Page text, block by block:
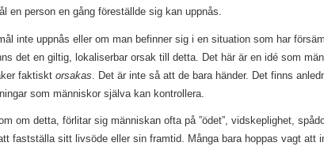
en person en gång föreställde sig kan uppnås.
inte uppnås eller om man befinner sig i en situation som har
det en giltig, lokaliserbar orsak till detta. Det här är en idé som
faktiskt orsakas . Det är inte så att de bara händer. Det finns
som människor själva kan kontrollera.
om detta, förlitar sig människan ofta på ”ödet”, vidskeplighet,
fastställa sitt livsöde eller sin framtid. Många bara hoppas vagt att